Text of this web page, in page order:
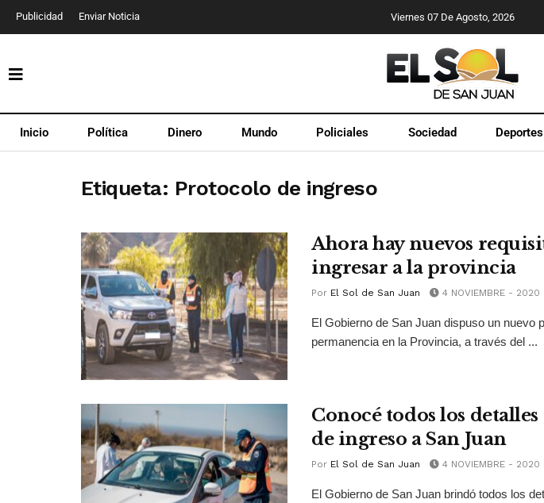
Publicidad Enviar Noticia Viernes 07 De Agosto, 2026
Inicio Política Dinero Mundo Policiales Sociedad Deportes
Etiqueta: Protocolo de ingreso
Ahora hay nuevos
ingresar a la provincia
Por El Sol de San Juan 4 NOVIEMBRE - 2020
El Gobierno de San Juan dispuso un nuevo
permanencia en la Provincia, a través del ...
Conocé todos los
de ingreso a San Juan
Por El Sol de San Juan 4 NOVIEMBRE - 2020
El Gobierno de San Juan brindó todos los